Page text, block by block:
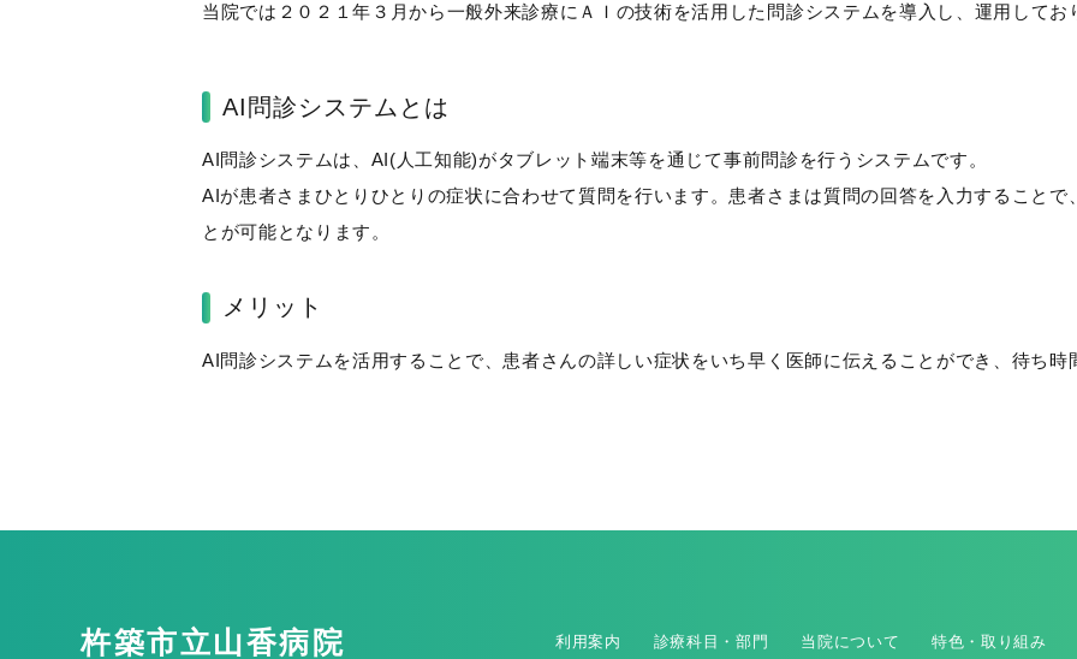
当院では２０２１年３月から一般外来診療にＡＩの技術を活用した問診システムを導入し、運用してお
AI問診システムとは
AI問診システムは、AI(人工知能)がタブレット端末等を通じて事前問診を行うシステムです。
AIが患者さまひとりひとりの症状に合わせて質問を行います。患者さまは質問の回答を入力すること
とが可能となります。
メリット
AI問診システムを活用することで、患者さんの詳しい症状をいち早く医師に伝えることができ、待ち時
杵築市立山香病院 利用案内 診療科目・部門 当院について 特色・取り組み